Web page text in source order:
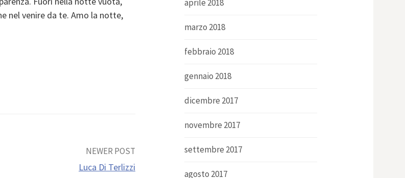
nel venire da te. Amo la notte,
NEWER POST
Luca Di Terlizzi
aprile 2018
marzo 2018
febbraio 2018
gennaio 2018
dicembre 2017
novembre 2017
settembre 2017
agosto 2017